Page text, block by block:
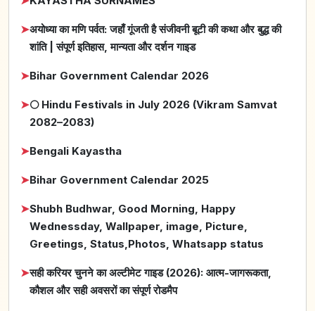
➤अयोध्या का मणि पर्वत: जहाँ गूंजती है संजीवनी बूटी की कथा और बुद्ध की
शांति | संपूर्ण इतिहास, मान्यता और दर्शन गाइड
➤Bihar Government Calendar 2026
➤🌕 Hindu Festivals in July 2026 (Vikram Samvat
2082–2083)
➤Bengali Kayastha
➤Bihar Government Calendar 2025
➤Shubh Budhwar, Good Morning, Happy
Wednessday, Wallpaper, image, Picture,
Greetings, Status,Photos, Whatsapp status
➤सही करियर चुनने का अल्टीमेट गाइड (2026): आत्म-जागरूकता,
कौशल और सही अवसरों का संपूर्ण रोडमैप